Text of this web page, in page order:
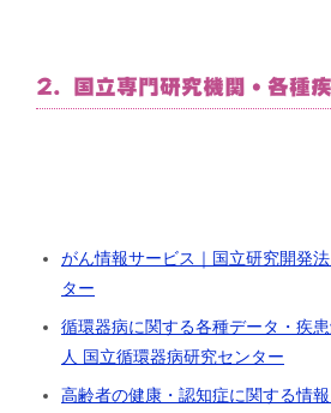
2. 国立専門研究機関・各種
がん情報サービス｜国立研究開発
ター
循環器病に関する各種データ・疾
人 国立循環器病研究センター
高齢者の健康・認知症に関する情